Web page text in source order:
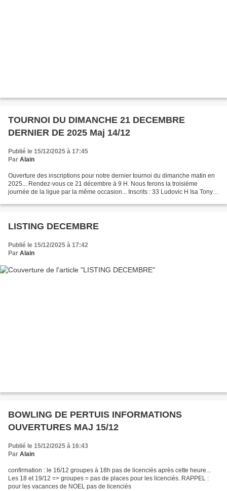
TOURNOI DU DIMANCHE 21 DECEMBRE
DERNIER DE 2025 Maj 14/12
Publié le 15/12/2025 à 17:45
Par Alain
Ouverture des inscriptions pour notre dernier tournoi du dimanche matin en
2025... Rendez-vous ce 21 décembre à 9 H. Nous ferons la troisième
journée de la ligue par la même occasion... Inscrits : 33 Ludovic H Isa Tony
LISTING DECEMBRE
Publié le 15/12/2025 à 17:42
Par Alain
BOWLING DE PERTUIS INFORMATIONS
OUVERTURES MAJ 15/12
Publié le 15/12/2025 à 16:43
Par Alain
confirmation : le 16/12 groupes à 18h pas de licenciés après cette heure...
Les 18 et 19/12 => groupes = pas de places pour les licenciés. RAPPEL :
pour les vacances de NOEL pas de licenciés